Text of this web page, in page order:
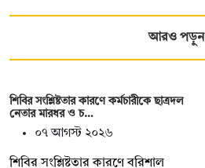
আরও পড়ুন
শিবির সংশ্লিষ্টতার কারণে কর্মচারীকে ছাত্রদল
নেতার মারধর ও চ…
০৭ আগস্ট ২০২৬
শিবির সংশ্লিষ্টতার কারণে বরিশাল